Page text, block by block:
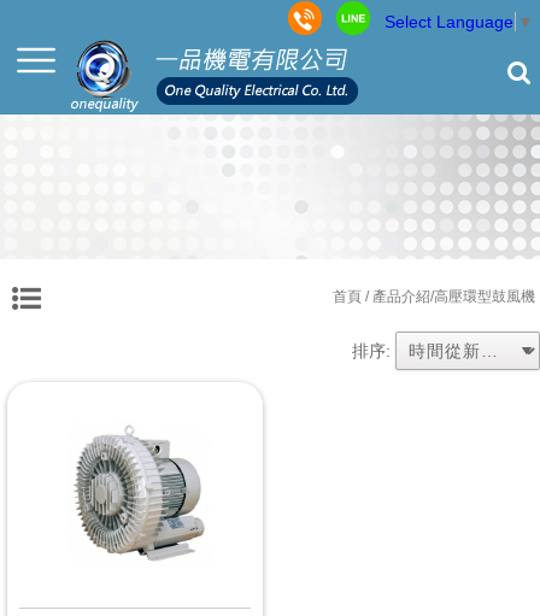
Select Language ▼
首頁/ 產品介紹/高壓環型鼓風機
排序: